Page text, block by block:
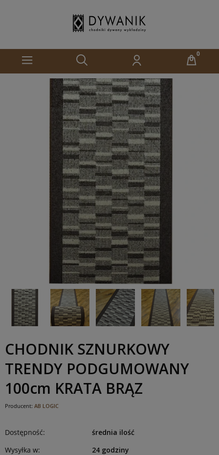
CHODNIK SZNURKOWY
TRENDY PODGUMOWANY
100cm KRATA BRĄZ
Producent: AB LOGIC
Dostępność:
średnia ilość
Wysyłka w:
24 godziny